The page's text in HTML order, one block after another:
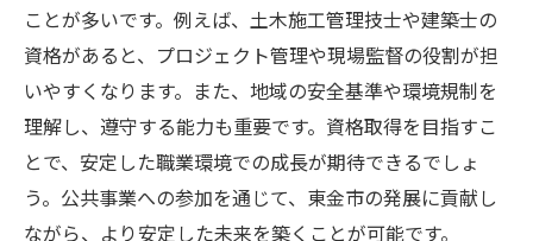
ことが多いです。例えば、土木施工管理技士や建築士の
資格があると、プロジェクト管理や現場監督の役割が担
いやすくなります。また、地域の安全基準や環境規制を
理解し、遵守する能力も重要です。資格取得を目指すこ
とで、安定した職業環境での成長が期待できるでしょ
う。公共事業への参加を通じて、東金市の発展に貢献し
ながら、より安定した未来を築くことが可能です。